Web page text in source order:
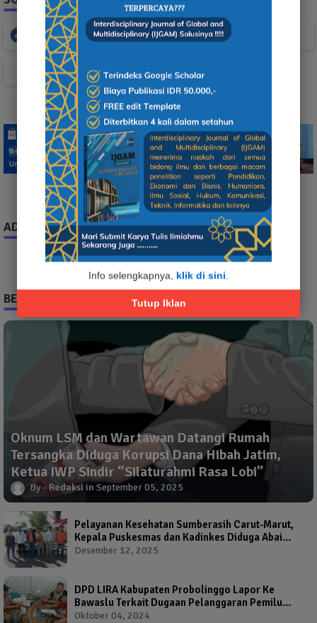
Info selengkapnya, klik di sini.
Tutup Iklan
Facebook Whatsapp
TikTok
ADS
BERITA TERPOPULER
Oknum LSM dan Wartawan Datangi Rumah
Tersangka Diduga Korupsi Dana Hibah Jatim,
Ketua IWP Sindir “Silaturahmi Rasa Lobi”
Redaksi September 05, 2025
Pelayanan Kesehatan Sumberasih Carut-Marut,
Kepala Puskesmas dan Kadinkes Diduga Abai
Warga Jadi Korban
Desember 12, 2025
DPD LIRA Kabupaten Probolinggo Lapor Ke
Bawaslu Terkait Dugaan Pelanggaran Pemilu
Oleh Salah Satu Calon Wakil Bupati Probolinggo
Oktober 04, 2024